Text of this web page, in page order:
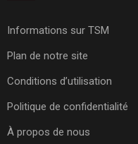
Informations sur TSM
Plan de notre site
Conditions d’utilisation
Politique de confidentialité
À propos de nous